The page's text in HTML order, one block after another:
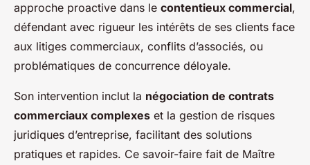
approche proactive dans le contentieux commercial,
défendant avec rigueur les intérêts de ses clients face
aux litiges commerciaux, conflits d’associés, ou
problématiques de concurrence déloyale.
Son intervention inclut la négociation de contrats
commerciaux complexes et la gestion de risques
juridiques d’entreprise, facilitant des solutions
pratiques et rapides. Ce savoir-faire fait de Maître